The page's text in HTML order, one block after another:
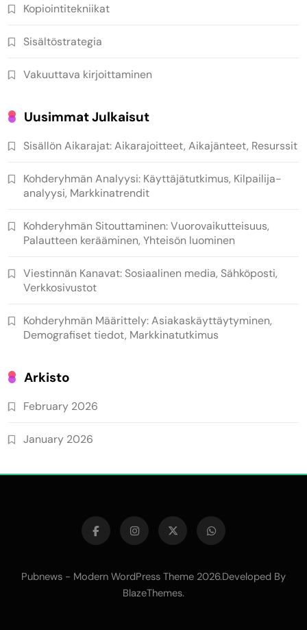
Kopiointitekniikat
Sisältöstrategia
Vakuuttava kirjoittaminen
Uusimmat Julkaisut
Sisällön Aikarajat: Aikarajoitteet, Aikajänteet, Resurssit
Kohderyhmän Analyysi: Käyttäjätutkimus, Kilpailija-
analyysi, Markkinatrendit
Kohderyhmän Sitouttaminen: Vuorovaikutteisuus,
Palautteen kerääminen, Yhteisön luominen
Viestinnän Kanavat: Sosiaalinen media, Sähköposti,
Verkkosivustot
Kohderyhmän Määrittely: Asiakaskäyttäytyminen,
Demografiset tiedot, Markkinatutkimus
Arkisto
February 2026
January 2026
Pubnews - Modern WordPress Theme 2026.Developed By
BlazeThemes.